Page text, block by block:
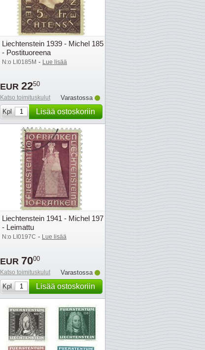
Liechtenstein 1939 - Michel 185
- Postituoreena
N:o LI0185M - Lue lisää
EUR 2250
Katso toimituskulut
Varastossa
Kpl
Lisää ostoskoriin
Liechtenstein 1941 - Michel 197
- Leimattu
N:o LI0197C - Lue lisää
EUR 7000
Katso toimituskulut
Varastossa
Kpl
Lisää ostoskoriin